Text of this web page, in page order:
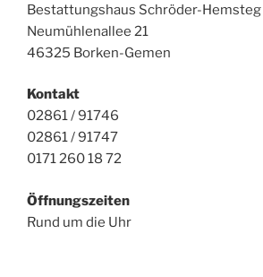
Bestattungshaus Schröder-Hemsteg
Neumühlenallee 21
46325 Borken-Gemen
Kontakt
02861 / 91746
02861 / 91747
0171 260 18 72
Öffnungszeiten
Rund um die Uhr